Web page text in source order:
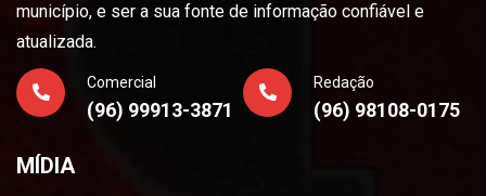
município, e ser a sua fonte de informação confiável e
atualizada.
Comercial
(96) 99913-3871
Redação
(96) 98108-0175
MÍDIA